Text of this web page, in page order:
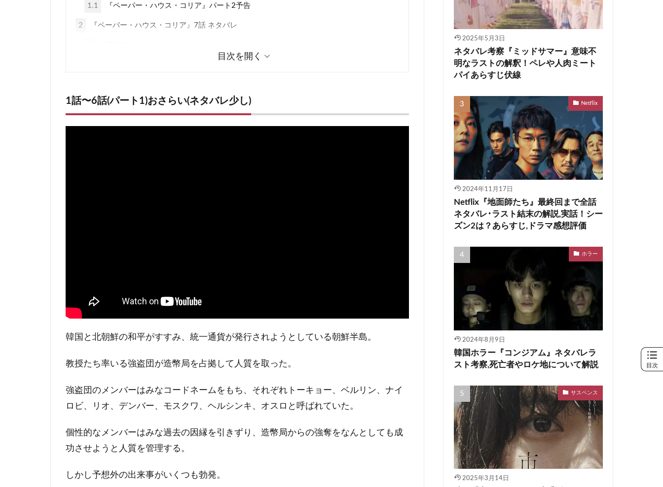
1.1 『ペーパー・ハウス・コリア』パート2予告
2 『ペーパー・ハウス・コリア』7話 ネタバレ
3.1 8話のあらすじ
1話〜6話(パート1)おさらい(ネタバレ少し)
韓国と北朝鮮の和平がすすみ、統一通貨が発行されようとしている朝鮮半島。
教授たち率いる強盗団が造幣局を占拠して人質を取った。
強盗団のメンバーはみなコードネームをもち、それぞれトーキョー、ベルリン、ナイ
ロビ、リオ、デンバー、モスクワ、ヘルシンキ、オスロと呼ばれていた。
個性的なメンバーはみな過去の因縁を引きずり、造幣局からの強奪をなんとしても成
功させようと人質を管理する。
しかし予想外の出来事がいくつも勃発。
2025年5月3日
ネタバレ考察『ミッドサマー』意味不
明なラストの解釈！ペレや人肉ミート
パイあらすじ伏線
Netflix
2024年11月17日
Netflix『地面師たち』最終回まで全話
ネタバレ･ラスト結末の解説,実話！シー
ズン2は？あらすじ,ドラマ感想評価
ホラー
2024年8月9日
韓国ホラー『コンジアム』ネタバレラ
スト考察,死亡者やロケ地について解説
サスペンス
2025年3月14日
目次